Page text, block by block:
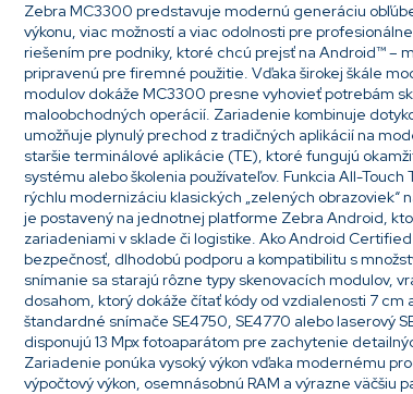
Zebra MC3300 predstavuje modernú generáciu
výkonu, viac možností a viac odolnosti pre
riešením pre podniky, ktoré chcú prejsť na Android™ –
pripravenú pre firemné použitie. Vďaka širokej škále
modulov dokáže MC3300 presne vyhovieť potrebám
maloobchodných operácií. Zariadenie kombinuje
umožňuje plynulý prechod z tradičných aplikácií na
staršie terminálové aplikácie (TE), ktoré fungujú
systému alebo školenia používateľov. Funkcia All-
rýchlu modernizáciu klasických „zelených
je postavený na jednotnej platforme Zebra Android,
zariadeniami v sklade či logistike. Ako Android
bezpečnosť, dlhodobú podporu a kompatibilitu s
snímanie sa starajú rôzne typy skenovacích modulov,
dosahom, ktorý dokáže čítať kódy od vzdialenosti 7 cm
štandardné snímače SE4750, SE4770 alebo laserový
disponujú 13 Mpx fotoaparátom pre zachytenie
Zariadenie ponúka vysoký výkon vďaka modernému
výpočtový výkon, osemnásobnú RAM a výrazne väčšiu